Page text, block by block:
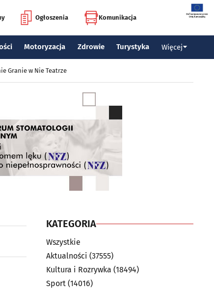
Ogłoszenia Komunikacja
Motoryzacja Zdrowie Turystyka Więcej
Granie w Nie Teatrze
KATEGORIA
Wszystkie
Aktualności (37555)
Kultura i Rozrywka (18494)
Sport (14016)